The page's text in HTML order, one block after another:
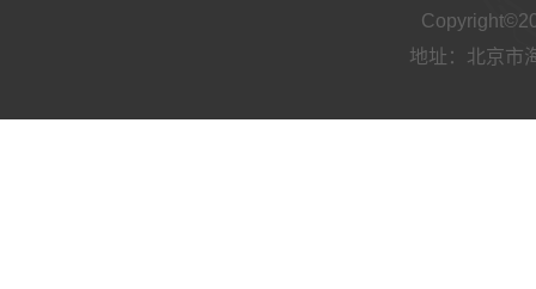
地址：北京市